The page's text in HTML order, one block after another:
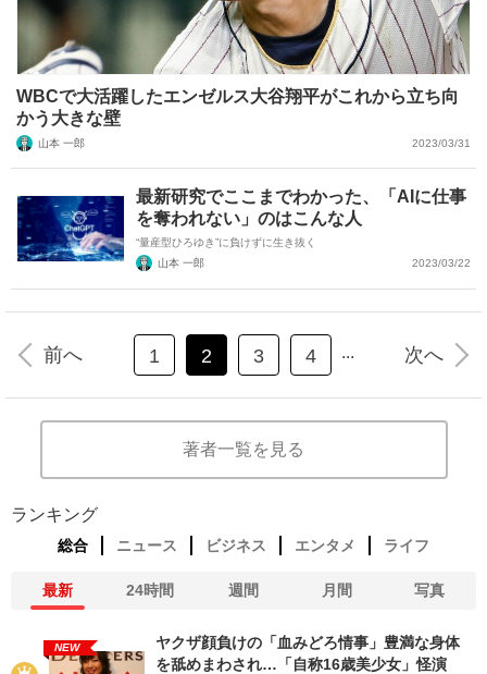
WBCで大活躍したエンゼルス大谷翔平がこれから立ち向
かう大きな壁
山本 一郎 2023/03/31
最新研究でここまでわかった、「AIに仕事
を奪われない」のはこんな人
“量産型ひろゆき”に負けずに生き抜く
山本 一郎
2023/03/22
前へ 1 2 3 4 ... 次へ
著者一覧を見る
ランキング
総合 ニュース ビジネス エンタメ ライフ
最新 24時間 週間 月間 写真
NEW
ヤクザ顔負けの「血みどろ情事」豊満な身体
を舐めまわされ…「自称16歳美少女」怪演